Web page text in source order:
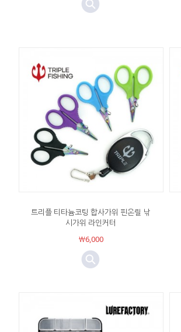
트리플 티타늄코팅 합사가위 핀온릴 낚
시가위 라인커터
￦6,000